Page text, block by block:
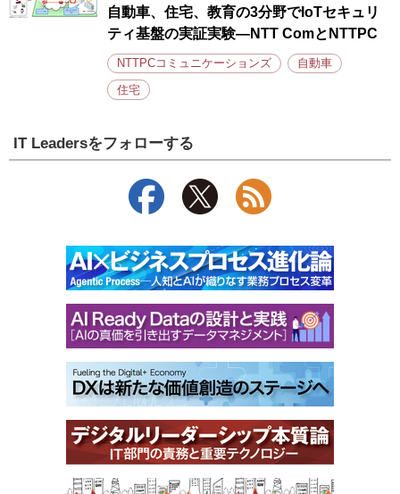
自動車、住宅、教育の3分野でIoTセキュリ
ティ基盤の実証実験―NTT ComとNTTPC
NTTPCコミュニケーションズ 自動車
住宅
IT Leadersをフォローする